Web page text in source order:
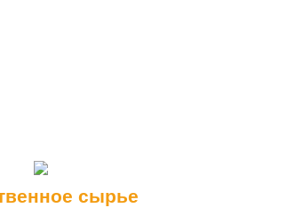
сырье